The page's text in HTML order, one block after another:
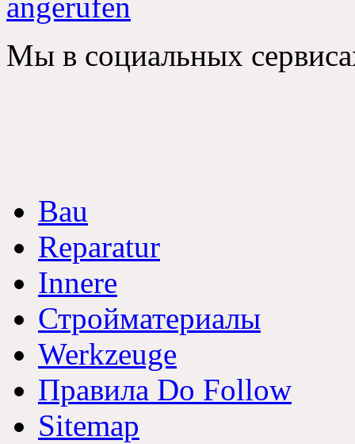
angerufen
Мы в социальных
Bau
Reparatur
Innere
Стройматериалы
Werkzeuge
Правила Do Follow
Sitemap